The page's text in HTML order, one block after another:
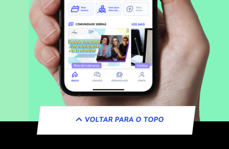
VOLTAR PARA O TOPO